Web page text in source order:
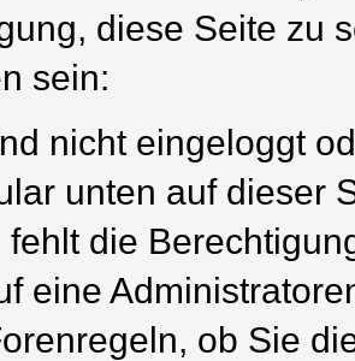
diese Seite zu
sein:
nicht eingeloggt
unten auf dieser
fehlt die
eine
ob Sie